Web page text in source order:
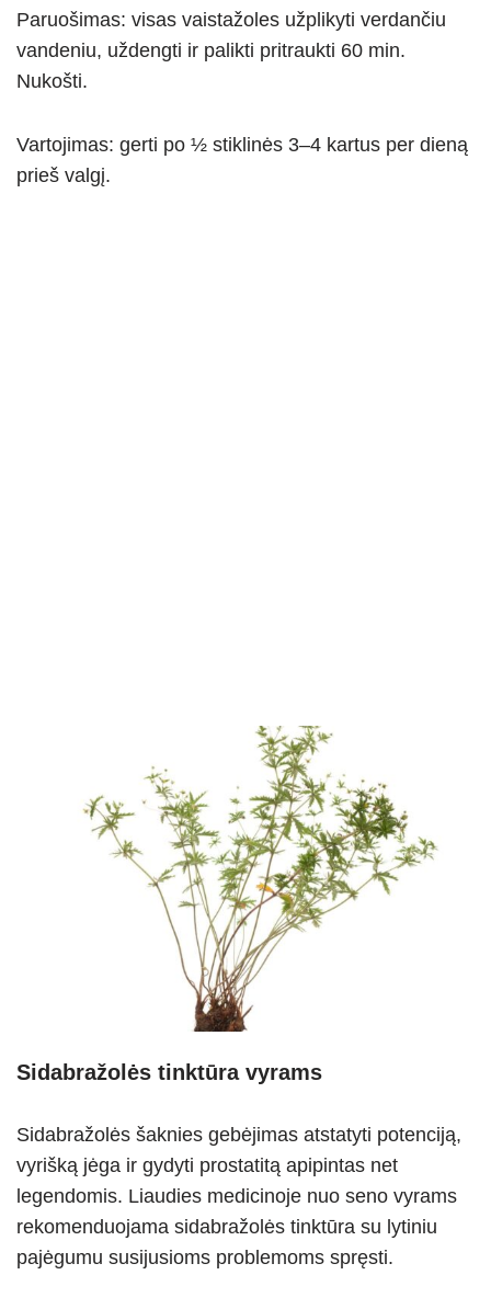
Paruošimas: visas vaistažoles užplikyti verdančiu
vandeniu, uždengti ir palikti pritraukti 60 min.
Nukošti.
Vartojimas: gerti po ½ stiklinės 3–4 kartus per dieną
prieš valgį.
Sidabražolės tinktūra vyrams
Sidabražolės šaknies gebėjimas atstatyti potenciją,
vyrišką jėga ir gydyti prostatitą apipintas net
legendomis. Liaudies medicinoje nuo seno vyrams
rekomenduojama sidabražolės tinktūra su lytiniu
pajėgumu susijusioms problemoms spręsti.